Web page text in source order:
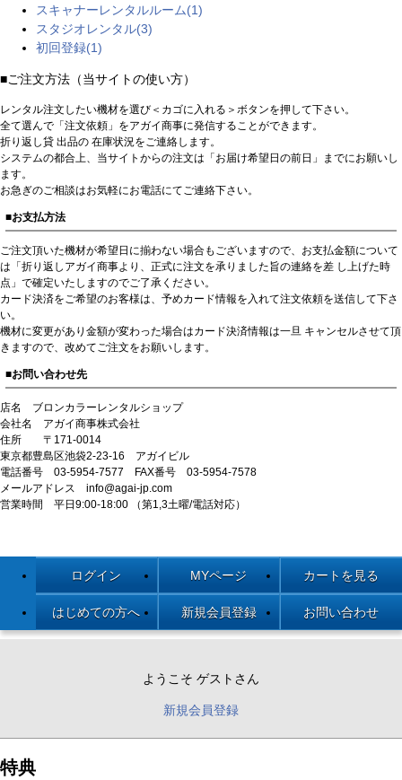
スキャナーレンタルルーム(1)
スタジオレンタル(3)
初回登録(1)
■ご注文方法（当サイトの使い方）
レンタル注文したい機材を選び＜カゴに入れる＞ボタンを押して下さい。
全て選んで「注文依頼」をアガイ商事に発信することができます。
折り返し貸 出品の 在庫状況をご連絡します。
システムの都合上、当サイトからの注文は「お届け希望日の前日」までにお願いし
ます。
お急ぎのご相談はお気軽にお電話にてご連絡下さい。
■お支払方法
ご注文頂いた機材が希望日に揃わない場合もございますので、お支払金額について
は「折り返しアガイ商事より、正式に注文を承りました旨の連絡を差 し上げた時
点」で確定いたしますのでご了承ください。
カード決済をご希望のお客様は、予めカード情報を入れて注文依頼を送信して下さ
い。
機材に変更があり金額が変わった場合はカード決済情報は一旦 キャンセルさせて頂
きますので、改めてご注文をお願いします。
■お問い合わせ先
店名 ブロンカラーレンタルショップ
会社名 アガイ商事株式会社
住所 〒171-0014
東京都豊島区池袋2-23-16 アガイビル
電話番号 03-5954-7577 FAX番号 03-5954-7578
メールアドレス info@agai-jp.com
営業時間 平日9:00-18:00 （第1,3土曜/電話対応）
ログイン MYページ カートを見る
はじめての方へ 新規会員登録 お問い合わせ
ようこそ ゲストさん
新規会員登録
特典